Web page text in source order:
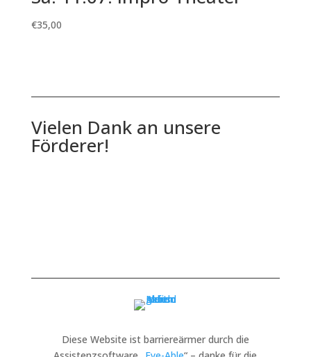
€35,00
Vielen Dank an unsere
Förderer!
Diese Website ist barriereärmer durch die